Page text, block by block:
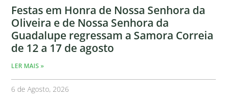
Festas em Honra de Nossa Senhora da
Oliveira e de Nossa Senhora da
Guadalupe regressam a Samora Correia
de 12 a 17 de agosto
LER MAIS »
6 de Agosto, 2026